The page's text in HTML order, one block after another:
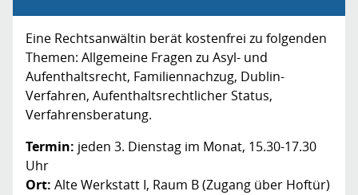
Eine Rechtsanwältin berät kostenfrei zu folgenden
Themen: Allgemeine Fragen zu Asyl- und
Aufenthaltsrecht, Familiennachzug, Dublin-
Verfahren, Aufenthaltsrechtlicher Status,
Verfahrensberatung.
Termin: jeden 3. Dienstag im Monat, 15.30-17.30
Uhr
Ort: Alte Werkstatt I, Raum B (Zugang über Hoftür)